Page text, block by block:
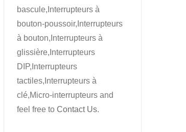
bascule,Interrupteurs à
bouton-poussoir,Interrupteurs
à bouton,Interrupteurs à
glissière,Interrupteurs
DIP,Interrupteurs
tactiles,Interrupteurs à
clé,Micro-interrupteurs and
feel free to Contact Us.